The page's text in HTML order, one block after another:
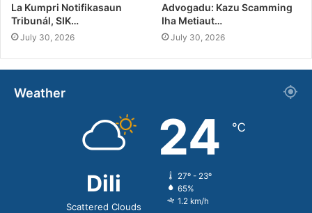
La Kumpri Notifikasaun
Tribunál, SIK…
July 30, 2026
Advogadu: Kazu Scamming
Iha Metiaut…
July 30, 2026
Weather
Dili
Scattered Clouds
24 ℃
27º - 23º
65%
1.2 km/h